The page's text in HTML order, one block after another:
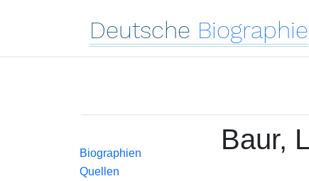
Deutsche Biographie
Biographien
Quellen
Baur,